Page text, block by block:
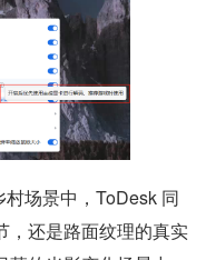
场景中，ToDesk 同
，还是路面纹理的真实